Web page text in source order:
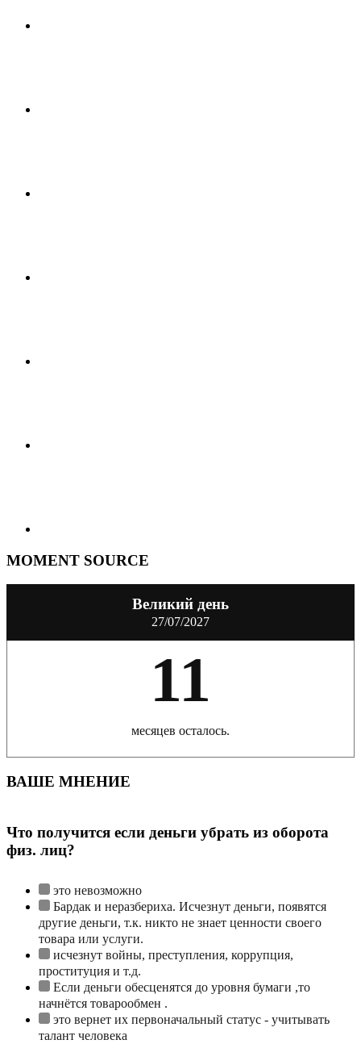
MOMENT SOURCE
Великий день
27/07/2027
11
месяцев осталось.
ВАШЕ МНЕНИЕ
Что получится если деньги убрать из оборота
физ. лиц?
это невозможно
Бардак и неразбериха. Исчезнут деньги, появятся
другие деньги, т.к. никто не знает ценности своего
товара или услуги.
исчезнут войны, преступления, коррупция,
проституция и т.д.
Если деньги обесценятся до уровня бумаги ,то
начнётся товарообмен .
это вернет их первоначальный статус - учитывать
талант человека